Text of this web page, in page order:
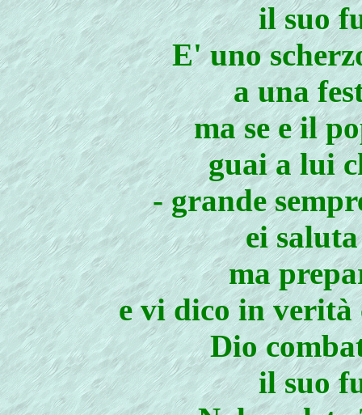
il suo
E' uno
a una
ma se e il
guai a lui
- grande
ei
ma
e vi dico in verità
Dio
il suo